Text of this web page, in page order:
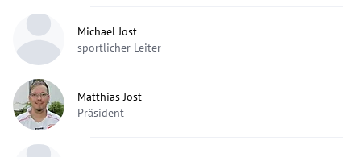
Michael Jost
sportlicher Leiter
Matthias Jost
Präsident